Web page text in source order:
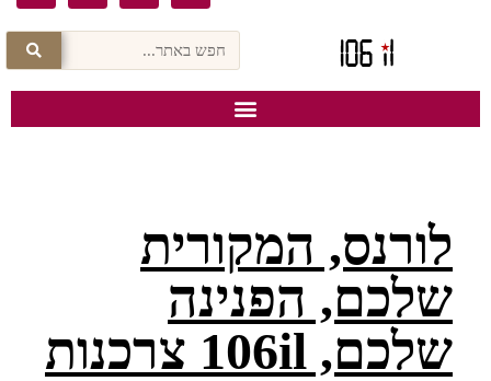
לורנס, המקורית
שלכם, הפנינה
שלכם, 106il צרכנות